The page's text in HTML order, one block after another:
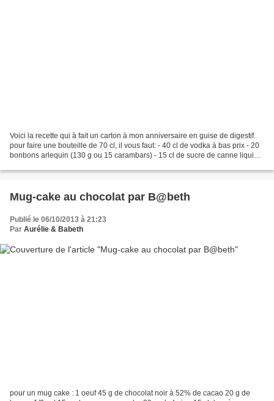
Voici la recette qui à fait un carton à mon anniversaire en guise de digestif.
pour faire une bouteille de 70 cl, il vous faut: - 40 cl de vodka à bas prix - 20
bonbons arlequin (130 g ou 15 carambars) - 15 cl de sucre de canne liquide
Mug-cake au chocolat par B@beth
Publié le 06/10/2013 à 21:23
Par Aurélie & Babeth
pour un mug cake : 1 oeuf 45 g de chocolat noir à 52% de cacao 20 g de